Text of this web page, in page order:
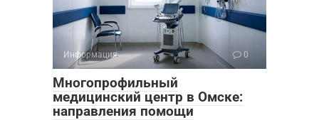
Информация 0
Многопрофильный
медицинский центр в Омске:
направления помощи